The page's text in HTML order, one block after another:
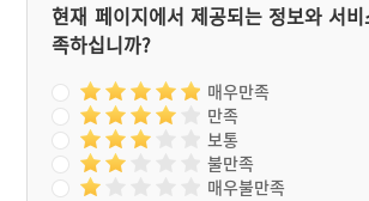
현재 페이지에서 제공되는 정보와 서
족하십니까?
매우만족
만족
보통
불만족
매우불만족